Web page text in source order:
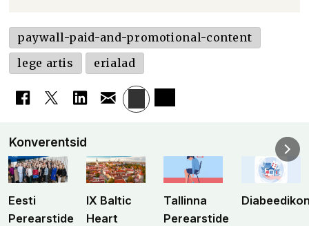
paywall-paid-and-promotional-content
lege artis
erialad
Konverentsid
Eesti
Perearstide
IX Baltic
Heart
Tallinna
Perearstide